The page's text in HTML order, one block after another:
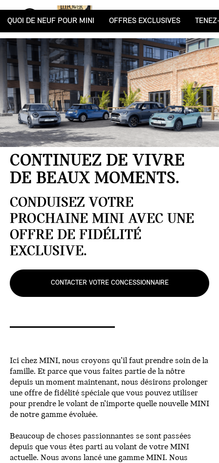
QUOI DE NEUF POUR MINI OFFRES EXCLUSIVES
CONTINUEZ DE VIVRE
DE BEAUX MOMENTS.
CONDUISEZ VOTRE
PROCHAINE MINI AVEC UNE
OFFRE DE FIDÉLITÉ
EXCLUSIVE.
CONTACTER VOTRE CONCESSIONNAIRE
Ici chez MINI, nous croyons qu’il faut prendre soin de la
famille. Et parce que vous faites partie de la nôtre
depuis un moment maintenant, nous désirons prolonger
une offre de fidélité spéciale que vous pouvez utiliser
pour prendre le volant de n’importe quelle nouvelle MINI
de notre gamme évoluée.
Beaucoup de choses passionnantes se sont passées
depuis que vous êtes parti au volant de votre MINI
actuelle. Nous avons lancé une gamme MINI. Nous